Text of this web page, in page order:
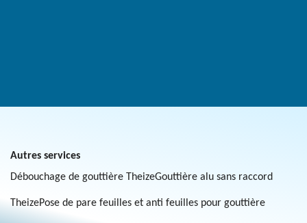
Autres services
Débouchage de gouttière TheizeGouttière alu sans raccord
TheizePose de pare feuilles et anti feuilles pour gouttière